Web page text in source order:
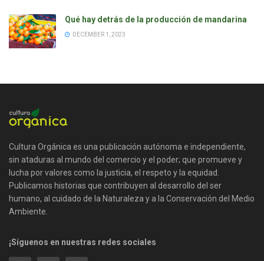
Qué hay detrás de la producción de mandarina
DECEMBER 1, 2023
Cultura Orgánica es una publicación autónoma e independiente,
sin ataduras al mundo del comercio y el poder; que promueve y
lucha por valores como la justicia, el respeto y la equidad.
Publicamos historias que contribuyen al desarrollo del ser
humano, al cuidado de la Naturaleza y a la Conservación del Medio
Ambiente.
¡Síguenos en nuestras redes sociales